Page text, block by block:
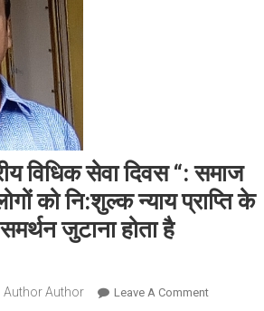
विधिक सेवा दिवस “: समाज
को नि:शुल्क न्याय प्राप्ति के
जुटाना होता है
Author Author Leave A CommentOn